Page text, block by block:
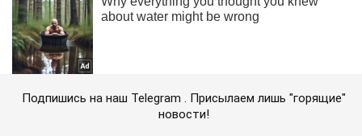
Подпишись на наш Telegram . Присылаем лишь "горящие"
новости!